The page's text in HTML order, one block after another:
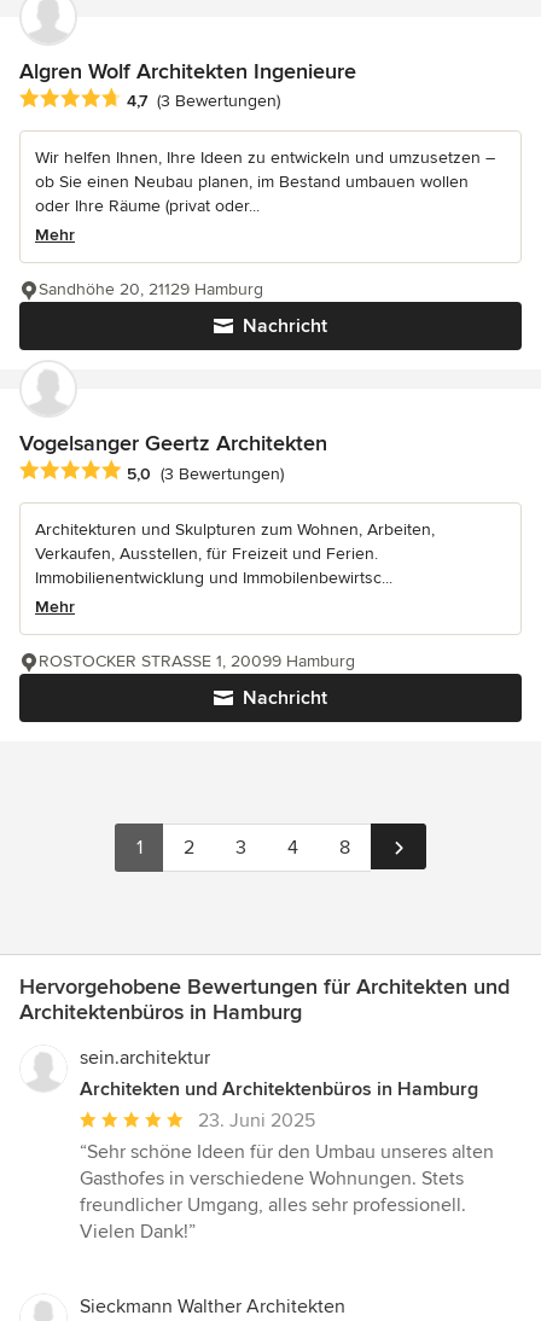
Algren Wolf Architekten Ingenieure
Durchschnittliche Bewertung: 4.7 von 5 Sternen
4,7 (3 Bewertungen)
Wir helfen Ihnen, Ihre Ideen zu entwickeln und umzusetzen –
ob Sie einen Neubau planen, im Bestand umbauen wollen
oder Ihre Räume (privat oder...
Mehr
Nachricht
Sandhöhe 20, 21129 Hamburg
Vogelsanger Geertz Architekten
Durchschnittliche Bewertung: 5 von 5 Sternen
5,0 (3 Bewertungen)
Architekturen und Skulpturen zum Wohnen, Arbeiten,
Verkaufen, Ausstellen, für Freizeit und Ferien.
Immobilienentwicklung und Immobilenbewirtsc...
Mehr
Nachricht
ROSTOCKER STRASSE 1, 20099 Hamburg
1 2 3 4 8
Hervorgehobene Bewertungen für Architekten und
Architektenbüros in Hamburg
sein.architektur
Architekten und Architektenbüros in Hamburg
Durchschnittliche
Bewertung:
5
von
5
23. Juni 2025
“Sehr schöne Ideen für den Umbau unseres alten
Gasthofes in verschiedene Wohnungen. Stets
freundlicher Umgang, alles sehr professionell.
Vielen Dank!”
Sieckmann Walther Architekten